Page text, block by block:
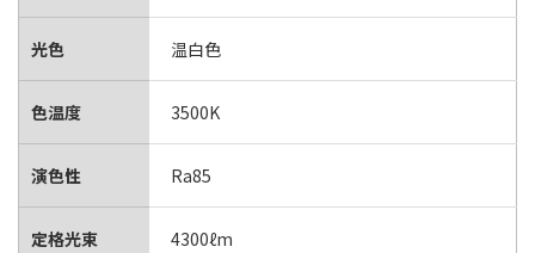
光色 温白色
色温度 3500K
演色性 Ra85
定格光束 4300ℓm